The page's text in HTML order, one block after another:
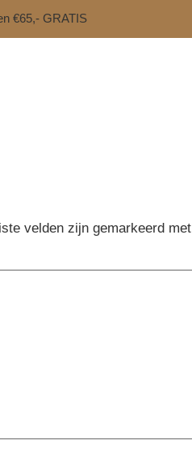
€65,- GRATIS
velden zijn gemarkeerd met